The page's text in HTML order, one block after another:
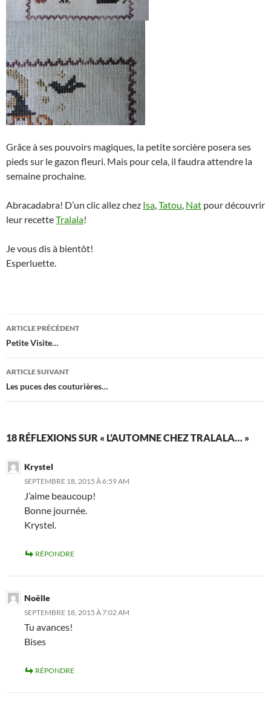
Grâce à ses pouvoirs magiques, la petite sorcière posera ses
pieds sur le gazon fleuri. Mais pour cela, il faudra attendre la
semaine prochaine.
Abracadabra! D’un clic allez chez Isa Tatou Nat pour découvrir
leur recetteTralala!
Je vous dis à bientôt!
Esperluette.
Navigation
des
articles
ARTICLE PRÉCÉDENT
Petite Visite…
ARTICLE SUIVANT
Les puces des couturières…
18 RÉFLEXIONS SUR « L’AUTOMNE CHEZ TRALALA… »
Krystel
SEPTEMBRE 18, 2015 À 6:59 AM
J’aime beaucoup!
Bonne journée.
Krystel.
RÉPONDRE
Noëlle
SEPTEMBRE 18, 2015 À 7:02 AM
Tu avances!
Bises
RÉPONDRE